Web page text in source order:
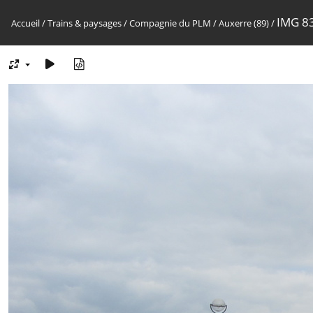
Accueil/Trains & paysages/Compagnie du PLM /Auxerre (89)/ IMG